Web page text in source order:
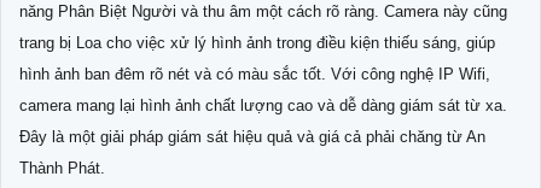
năng Phân Biệt Người và thu âm một cách rõ ràng. Camera này cũng
trang bị Loa cho việc xử lý hình ảnh trong điều kiện thiếu sáng, giúp
hình ảnh ban đêm rõ nét và có màu sắc tốt. Với công nghệ IP Wifi,
camera mang lại hình ảnh chất lượng cao và dễ dàng giám sát từ xa.
Đây là một giải pháp giám sát hiệu quả và giá cả phải chăng từ An
Thành Phát.